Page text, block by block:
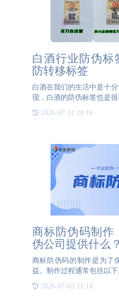
白酒行业防伪标
防转移标签
白酒在我们的生活中是十
现，白酒的防伪标签也是
不同的防伪需求都对应
JCJC5500防伪就为大家介
2026-07-11 20:16
商标防伪码制作
伪公司提供什么？
商标防伪码的制作是为了
益。制作过程通常包括以
要设计一个独特的商标图案
个图案应包含品牌标识、
2026-07-02 11:18